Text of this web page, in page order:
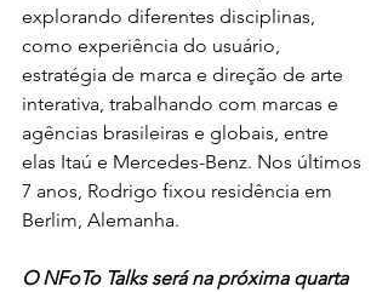
explorando diferentes disciplinas,
como experiência do usuário,
estratégia de marca e direção de arte
interativa, trabalhando com marcas e
agências brasileiras e globais, entre
elas Itaú e Mercedes-Benz. Nos últimos
7 anos, Rodrigo fixou residência em
Berlim, Alemanha.
O NFoTo Talks será na próxima quarta